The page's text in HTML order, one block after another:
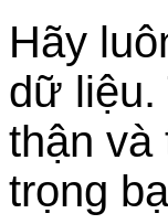
Hãy
dữ liệu.
thận và
trọng